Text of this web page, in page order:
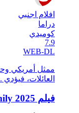
افلام اجنبي
دراما
كوميدي
7.9
WEB-DL
ممثل أمريكي
العائلات، فيؤدي
فيلم Rental Family 2025 مترجم HD